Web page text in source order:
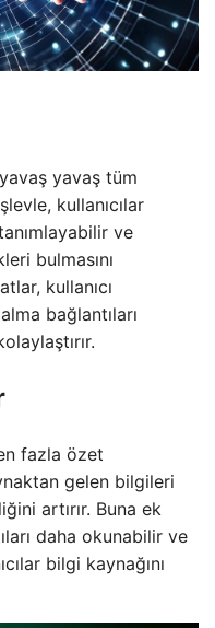
yavaş tüm
kullanıcılar
ve
bulmasını
kullanıcı
bağlantıları
fazla özet
gelen bilgileri
artırır. Buna ek
daha okunabilir ve
bilgi kaynağını